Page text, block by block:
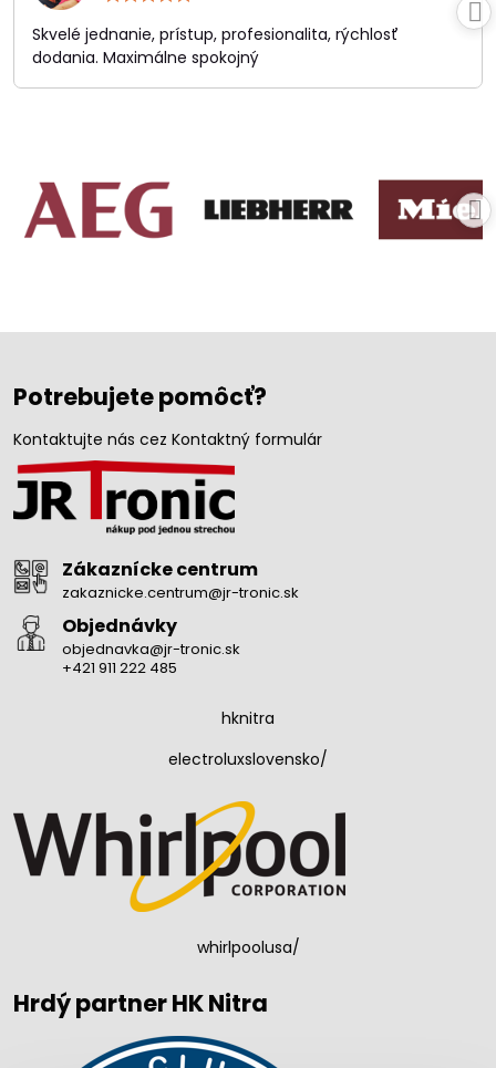
/
5
Skvelé jednanie, prístup, profesionalita, rýchlosť
dodania. Maximálne spokojný
Potrebujete pomôcť?
Kontaktujte nás cez Kontaktný formulár
Zákaznícke centrum
zakaznicke.centrum@jr-tronic.sk
Objednávky
objednavka@jr-tronic.sk
+421 911 222 485
hknitra
electroluxslovensko/
whirlpoolusa/
Hrdý partner HK Nitra